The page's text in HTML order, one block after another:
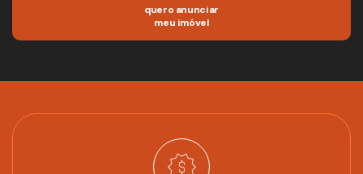
quero anunciar
meu imóvel